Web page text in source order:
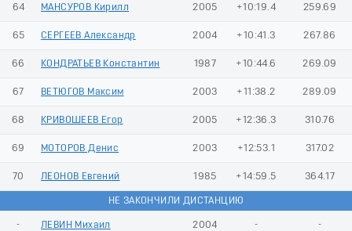
64 МАНСУРОВ Кирилл 2005 +10:19.4 259.69
65 СЕРГЕЕВ Александр 2004 +10:41.3 267.86
66 КОНДРАТЬЕВ Константин 1987 +10:44.6 269.09
67 ВЕТЮГОВ Максим 2003 +11:38.2 289.09
68 КРИВОШЕЕВ Егор 2005 +12:36.3 310.76
69 МОТОРОВ Денис 2003 +12:53.1 317.02
70 ЛЕОНОВ Евгений 1985 +14:59.5 364.17
НЕ ЗАКОНЧИЛИ ДИСТАНЦИЮ
- ЛЕВИН Михаил 2004 - -